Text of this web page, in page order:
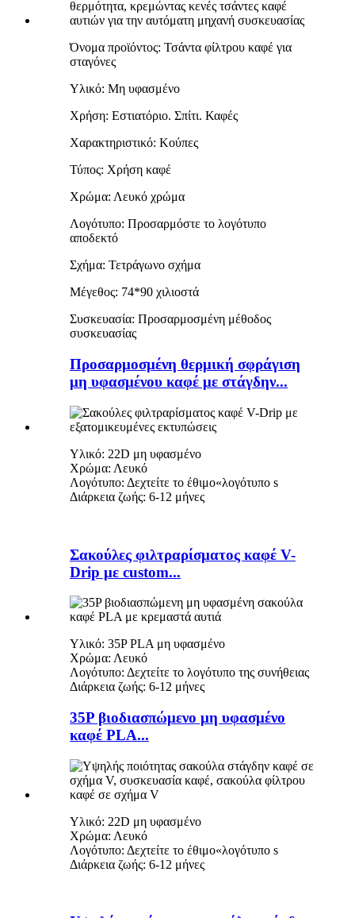
Όνομα προϊόντος: Τσάντα φίλτρου καφέ για
σταγόνες
Υλικό: Μη υφασμένο
Χρήση: Εστιατόριο. Σπίτι. Καφές
Χαρακτηριστικό: Κούπες
Τύπος: Χρήση καφέ
Χρώμα: Λευκό χρώμα
Λογότυπο: Προσαρμόστε το λογότυπο
αποδεκτό
Σχήμα: Τετράγωνο σχήμα
Μέγεθος: 74*90 χιλιοστά
Συσκευασία: Προσαρμοσμένη μέθοδος
συσκευασίας
Προσαρμοσμένη θερμική σφράγιση
μη υφασμένου καφέ με στάγδην...
Υλικό: 22D μη υφασμένο
Χρώμα: Λευκό
Λογότυπο: Δεχτείτε το έθιμο«λογότυπο s
Διάρκεια ζωής: 6-12 μήνες
Σακούλες φιλτραρίσματος καφέ V-
Drip με custom...
Υλικό: 35P PLA μη υφασμένο
Χρώμα: Λευκό
Λογότυπο: Δεχτείτε το λογότυπο της συνήθειας
Διάρκεια ζωής: 6-12 μήνες
35P βιοδιασπώμενο μη υφασμένο
καφέ PLA...
Υλικό: 22D μη υφασμένο
Χρώμα: Λευκό
Λογότυπο: Δεχτείτε το έθιμο«λογότυπο s
Διάρκεια ζωής: 6-12 μήνες